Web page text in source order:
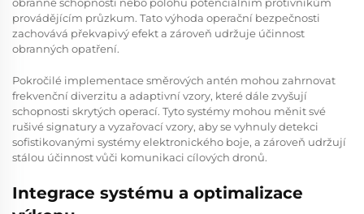
provádějícím průzkum. Tato výhoda operační bezpečnosti
zachovává překvapivý efekt a zároveň udržuje účinnost
obranných opatření.
Pokročilé implementace směrových antén mohou zahrnovat
frekvenční diverzitu a adaptivní vzory, které dále zvyšují
schopnosti skrytých operací. Tyto systémy mohou měnit své
rušivé signatury a vyzařovací vzory, aby se vyhnuly detekci
sofistikovanými systémy elektronického boje, a zároveň udržují
stálou účinnost vůči komunikaci cílových dronů.
Integrace systému a optimalizace